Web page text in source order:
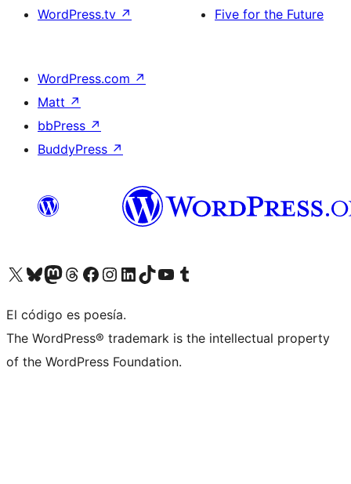
WordPress.tv ↗
Five for the Future
WordPress.com ↗
Matt ↗
bbPress ↗
BuddyPress ↗
Visit our X (formerly Twitter) account
Visit our Bluesky account
Visit our Mastodon account
Visit our Threads account
Visita nuestra página de Facebook
Visita nuestra cuenta de Instagram
Visita nuestra cuenta de LinkedIn
Visit our TikTok account
Visita nuestro canal de YouTube
Visit our Tumblr account
El código es poesía.
The WordPress® trademark is the intellectual property
of the WordPress Foundation.